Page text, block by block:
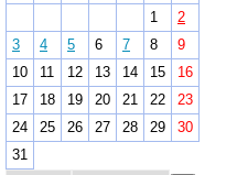
1
2
3
4 5 6 7 8
9
10
11 12 13 14 15
16
17
18 19 20 21 22
23
24
25 26 27 28 29
30
31